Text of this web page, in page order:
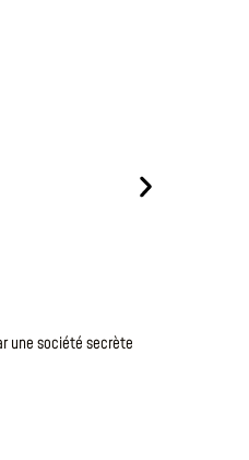
une société secrète